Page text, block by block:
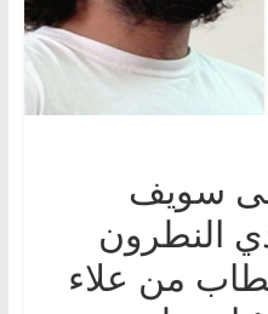
سويف
النطرون
من علاء